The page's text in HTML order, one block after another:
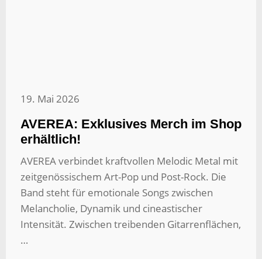
19. Mai 2026
AVEREA: Exklusives Merch im Shop
erhältlich!
AVEREA verbindet kraftvollen Melodic Metal mit
zeitgenössischem Art-Pop und Post-Rock. Die
Band steht für emotionale Songs zwischen
Melancholie, Dynamik und cineastischer
Intensität. Zwischen treibenden Gitarrenflächen,
…